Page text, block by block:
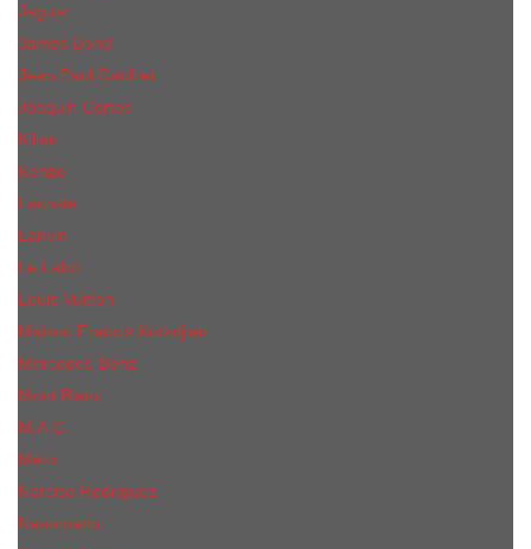
Jaguar
James Bond
Jean Paul Gaultier
Joaquin Сortes
Kilian
Kenzo
Lacoste
Lanvin
Le Labo
Louis Vuitton
Maison Francis Kurkdjian
Mercedes-Benz
Mont Blanc
M.А.C.
Mexx
Narciso Rodriguez
Nasomatto